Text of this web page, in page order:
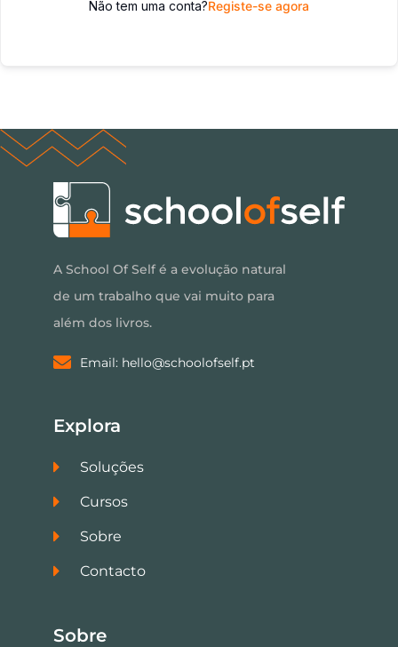
Não tem uma conta?Registe-se agora
A School Of Self é a evolução natural
de um trabalho que vai muito para
além dos livros.
Email: hello@schoolofself.pt
Explora
Soluções
Cursos
Sobre
Contacto
Sobre